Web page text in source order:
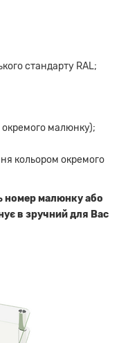
стандарту RAL;
малюнку);
кольором окремого
номер малюнку або
в зручний для Вас